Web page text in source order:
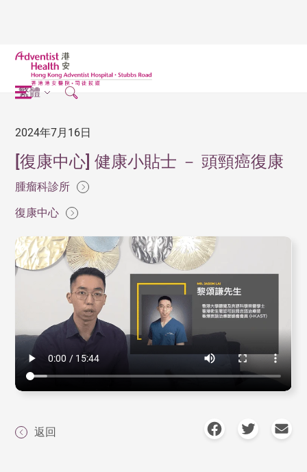
繁體
2024年7月16日
[復康中心] 健康小貼士 － 頭頸癌復康
腫瘤科診所
復康中心
返回